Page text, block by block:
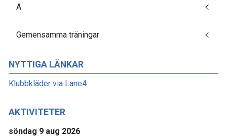
A
Gemensamma träningar
NYTTIGA LÄNKAR
Klubbkläder via Lane4
AKTIVITETER
söndag 9 aug 2026